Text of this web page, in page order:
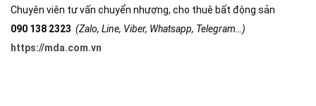
Chuyên viên tư vấn chuyển nhượng, cho thuê bất động sản
090 138 2323 (Zalo, Line, Viber, Whatsapp, Telegram…)
https://mda.com.vn